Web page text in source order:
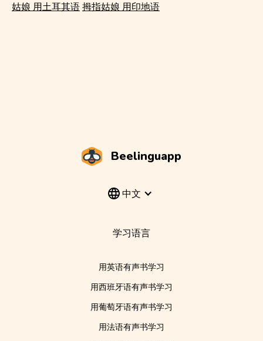
姑娘 用土耳其语 拇指姑娘 用印地语
Beelinguapp
中文
学习语言
用英语有声书学习
用西班牙语有声书学习
用葡萄牙语有声书学习
用法语有声书学习